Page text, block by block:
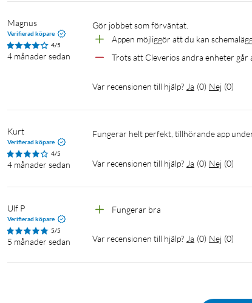
Magnus
Verifierad köpare
4/5
4 månader sedan
Gör jobbet som förväntat.
Appen möjliggör att du kan
Trots att Cleverios andra enheter
Var recensionen till hjälp? Ja (0) Nej (0)
Kurt
Verifierad köpare
4/5
4 månader sedan
Fungerar helt perfekt, tillhörande app
Var recensionen till hjälp? Ja (0) Nej (0)
Ulf P
Verifierad köpare
5/5
5 månader sedan
Fungerar bra
Var recensionen till hjälp? Ja (0) Nej (0)